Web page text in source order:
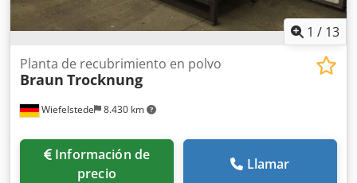
1 / 13
Wiefelstede 8.430 km
Planta de recubrimiento en polvo
Braun Trocknung
Información de
precio
Llamar